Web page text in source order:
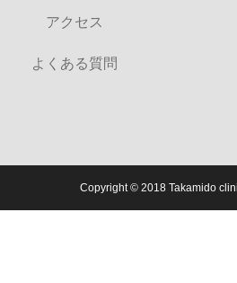
アクセス
よくある質問
Copyright © 2018 Takamido